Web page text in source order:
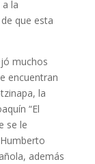
la
que esta
muchos
encuentran
la
“El
se le
además